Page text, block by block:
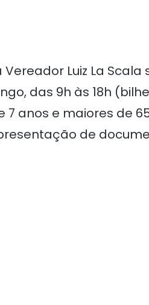
Luiz La
das 9h às 18h
7 anos e maiores de
de